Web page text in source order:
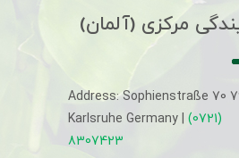
مرکزی (آلمان)
Address: Sophienstraße 70
Karlsruhe Germany | (0721)
8307423